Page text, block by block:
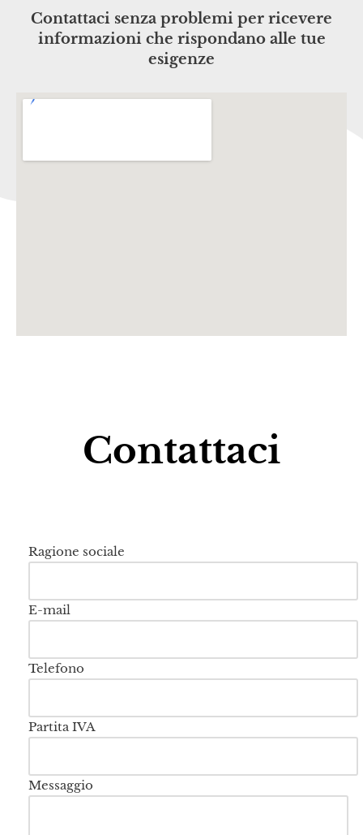
Contattaci senza problemi per ricevere
informazioni che rispondano alle tue
esigenze
Contattaci
Ragione sociale
E-mail
Telefono
Partita IVA
Messaggio